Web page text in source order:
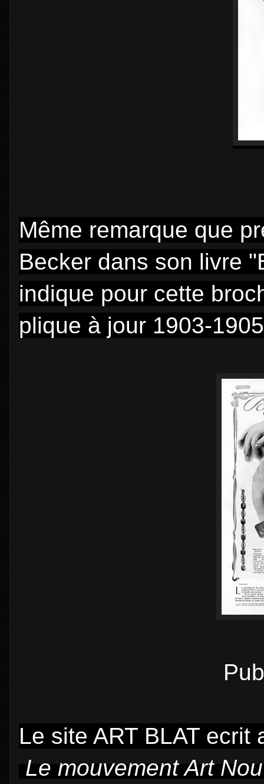
Même remarque que
Becker dans son livre
indique pour cette
plique à jour 1903-
Le site ART BLAT
Le mouvement Art